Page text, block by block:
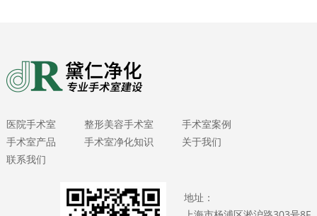
医院手术室 整形美容手术室
手术室案例
手术室产品
手术室净化知识
关于我们
联系我们
地址：